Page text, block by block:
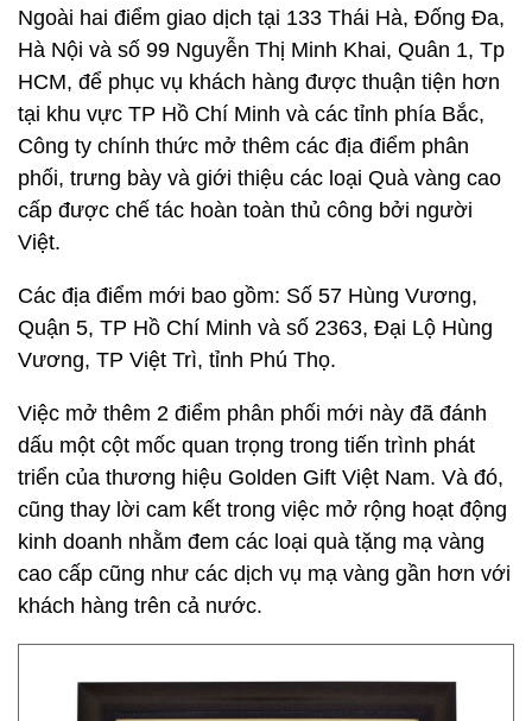
Ngoài hai điểm giao dịch tại 133 Thái Hà, Đống Đa,
Hà Nội và số 99 Nguyễn Thị Minh Khai, Quân 1, Tp
HCM, để phục vụ khách hàng được thuận tiện hơn
tại khu vực TP Hồ Chí Minh và các tỉnh phía Bắc,
Công ty chính thức mở thêm các địa điểm phân
phối, trưng bày và giới thiệu các loại Quà vàng cao
cấp được chế tác hoàn toàn thủ công bởi người
Việt.
Các địa điểm mới bao gồm: Số 57 Hùng Vương,
Quận 5, TP Hồ Chí Minh và số 2363, Đại Lộ Hùng
Vương, TP Việt Trì, tỉnh Phú Thọ.
Việc mở thêm 2 điểm phân phối mới này đã đánh
dấu một cột mốc quan trọng trong tiến trình phát
triển của thương hiệu Golden Gift Việt Nam. Và đó,
cũng thay lời cam kết trong việc mở rộng hoạt động
kinh doanh nhằm đem các loại quà tặng mạ vàng
cao cấp cũng như các dịch vụ mạ vàng gần hơn với
khách hàng trên cả nước.